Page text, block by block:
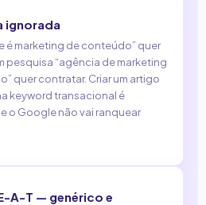
ignorada
é marketing de conteúdo” quer
pesquisa “agência de marketing
quer contratar. Criar um artigo
keyword transacional é
o Google não vai ranquear
A-T — genérico e